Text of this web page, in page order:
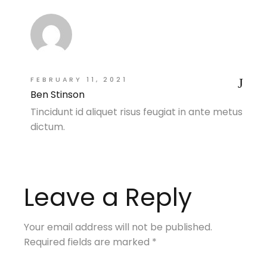
FEBRUARY 11, 2021
Ben Stinson
Tincidunt id aliquet risus feugiat in ante metus
dictum.
Leave a Reply
Your email address will not be published.
Required fields are marked *